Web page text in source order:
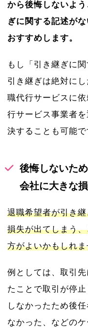
から後悔しないよ
ぎに関する記述が
おすすめします。
もし「引き継ぎに
引き継ぎは絶対に
職代行サービスに
行サービス事業者
決することも可能で
後悔しないた
会社に大きな
退職希望者が引き
損失が出てしまう
方がよいかもしれ
例としては、取引
たことで取引が停
しなかったため後
なかった、などのケ